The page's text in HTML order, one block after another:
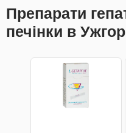
Препарати
печінки в